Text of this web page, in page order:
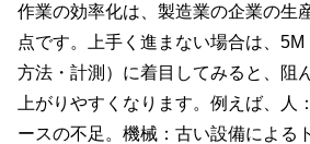
作業の効率化は、製造業の企業の生
点です。上手く進まない場合は、5M
方法・計測）に着目してみると、阻
上がりやすくなります。例えば、人
ースの不足。機械：古い設備による